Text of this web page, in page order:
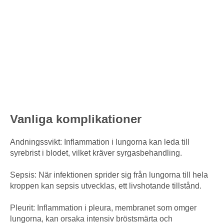
Vanliga komplikationer
Andningssvikt: Inflammation i lungorna kan leda till
syrebrist i blodet, vilket kräver syrgasbehandling.
Sepsis: När infektionen sprider sig från lungorna till hela
kroppen kan sepsis utvecklas, ett livshotande tillstånd.
Pleurit: Inflammation i pleura, membranet som omger
lungorna, kan orsaka intensiv bröstsmärta och